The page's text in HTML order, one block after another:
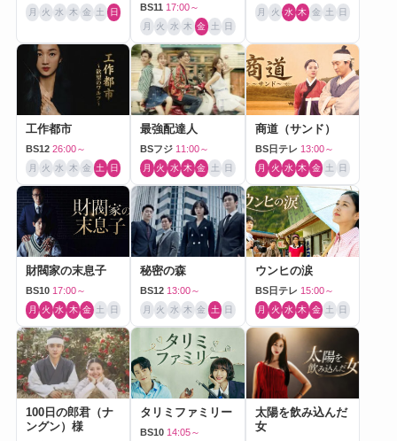
月 火 水 木 金 土 日 BS11 17:00～
月 火 水 木 金 土 日
月 火 水 木 金 土 日
工作都市
BS12 26:00～
月 火 水 木 金 土 日
最強配達人
BSフジ 11:00～
月 火 水 木 金 土 日
商道（サンド）
BS日テレ 13:00～
月 火 水 木 金 土 日
財閥家の末息子
BS10 17:00～
月 火 水 木 金 土 日
秘密の森
BS12 13:00～
月 火 水 木 金 土 日
ウンヒの涙
BS日テレ 15:00～
月 火 水 木 金 土 日
100日の郎君（ナ
ングン）様
タリミファミリー
BS10 14:05～
太陽を飲み込んだ
女